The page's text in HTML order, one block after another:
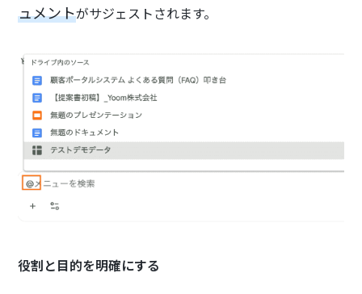
ュメントがサジェストされます。
役割と目的を明確にする